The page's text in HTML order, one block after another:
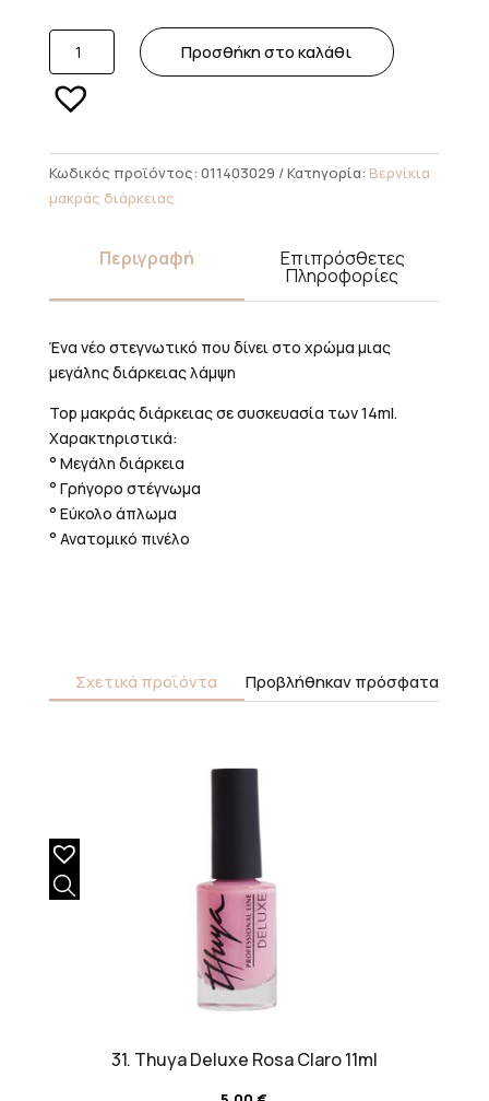
Instant
Shine
Drying
ποσότητα
Προσθήκη στο καλάθι
Κωδικός προϊόντος: 011403029 Κατηγορία: Βερνίκια
μακράς διάρκειας
Περιγραφή Επιπρόσθετες
Πληροφορίες
Ένα νέο στεγνωτικό που δίνει στο χρώμα μιας
μεγάλης διάρκειας λάμψη
Top μακράς διάρκειας σε συσκευασία των 14ml.
Χαρακτηριστικά:
° Μεγάλη διάρκεια
° Γρήγορο στέγνωμα
° Εύκολο άπλωμα
° Ανατομικό πινέλο
Σχετικά προϊόντα Προβλήθηκαν πρόσφατα
31. Thuya Deluxe Rosa Claro 11ml